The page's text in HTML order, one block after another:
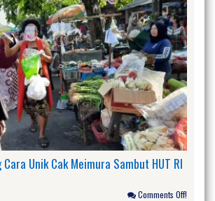
Unik Cak Meimura Sambut HUT RI
Comments Off!